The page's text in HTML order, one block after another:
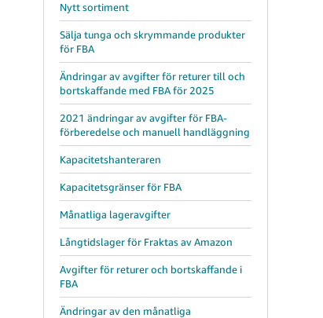
Nytt sortiment
Sälja tunga och skrymmande produkter
för FBA
Ändringar av avgifter för returer till och
bortskaffande med FBA för 2025
2021 ändringar av avgifter för FBA-
förberedelse och manuell handläggning
Kapacitetshanteraren
Kapacitetsgränser för FBA
Månatliga lageravgifter
Långtidslager för Fraktas av Amazon
Avgifter för returer och bortskaffande i
FBA
Ändringar av den månatliga